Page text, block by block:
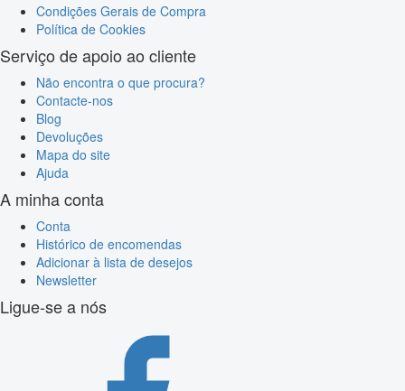
Condições Gerais de Compra
Política de Cookies
Serviço de apoio ao cliente
Não encontra o que procura?
Contacte-nos
Blog
Devoluções
Mapa do site
Ajuda
A minha conta
Conta
Histórico de encomendas
Adicionar à lista de desejos
Newsletter
Ligue-se a nós